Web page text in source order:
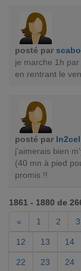
posté par
je marche 1h
en rentrant le
posté par ln2cel
j'aimerais bien
(40 mn à pied
promis !!
1861 - 1880 de
«
1 2 3
12 13 14
22 23 24